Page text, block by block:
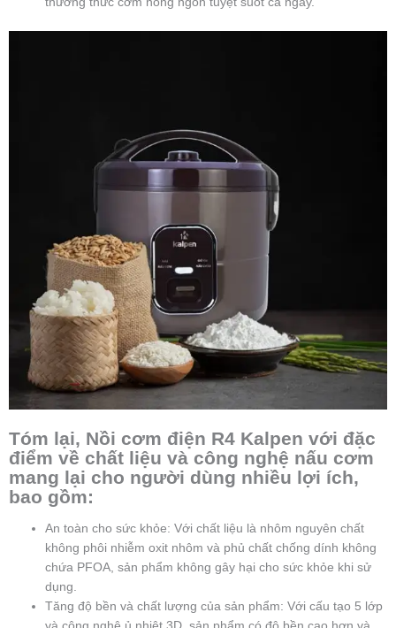
Tóm lại, Nồi cơm điện R4 Kalpen với đặc
điểm về chất liệu và công nghệ nấu cơm
mang lại cho người dùng nhiều lợi ích,
bao gồm:
An toàn cho sức khỏe: Với chất liệu là nhôm nguyên chất
không phôi nhiễm oxit nhôm và phủ chất chống dính không
chứa PFOA, sản phẩm không gây hại cho sức khỏe khi sử
dụng.
Tăng độ bền và chất lượng của sản phẩm: Với cấu tạo 5 lớp